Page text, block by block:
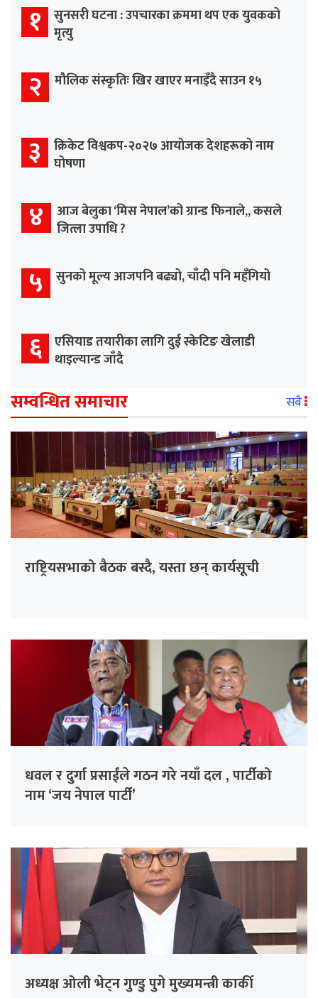
१ सुनसरी घटना : उपचारका क्रममा थप एक युवकको
मृत्यु
२ मौलिक संस्कृतिः खिर खाएर मनाइँदै साउन १५
३ क्रिकेट विश्वकप-२०२७ आयोजक देशहरूको नाम
घोषणा
४ आज बेलुका ‘मिस नेपाल’को ग्रान्ड फिनाले,, कसले
जित्ला उपाधि ?
५ सुनको मूल्य आजपनि बढ्यो, चाँदी पनि महँगियो
६ एसियाड तयारीका लागि दुई स्केटिङ खेलाडी
थाइल्यान्ड जाँदै
सम्वन्धित समाचार सबै
राष्ट्रियसभाको बैठक बस्दै, यस्ता छन् कार्यसूची
धवल र दुर्गा प्रसाईंले गठन गरे नयाँ दल , पार्टीको
नाम ‘जय नेपाल पार्टी’
अध्यक्ष ओली भेट्न गुण्डु पुगे मुख्यमन्त्री कार्की